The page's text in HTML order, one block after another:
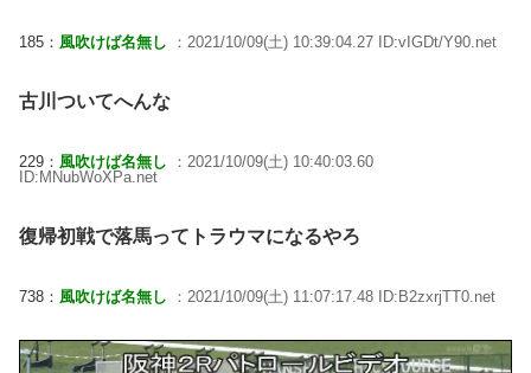
185： 風吹けば名無し ：2021/10/09(土) 10:39:04.27 ID:vIGDt/Y90.net
古川ついてへんな
229： 風吹けば名無し
：2021/10/09(土) 10:40:03.60
ID:MNubWoXPa.net
復帰初戦で落馬ってトラウマになるやろ
738： 風吹けば名無し ：2021/10/09(土) 11:07:17.48 ID:B2zxrjTT0.net